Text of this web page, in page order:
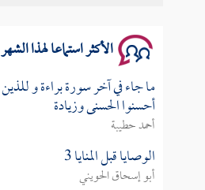
الأكثر استماعا لهذا الشهر
ما جاء في آخر سورة براءة و للذين
أحسنوا الحسنى وزيادة
أحمد حطيبة
الوصايا قبل المنايا 3
أبو إسحاق الحويني